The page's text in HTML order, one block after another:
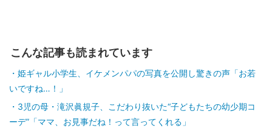
こんな記事も読まれています
姫ギャル小学生、イケメンパパの写真を公開し驚きの声「お若
いですね…！」
3児の母・滝沢眞規子、こだわり抜いた“子どもたちの幼少期コ
ーデ”「ママ、お見事だね！って言ってくれる」